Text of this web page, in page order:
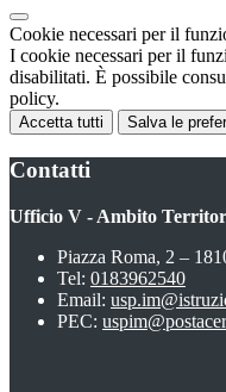
Cookie necessari per il
I cookie necessari per il
disabilitati. È possibile
policy.
Accetta tutti Salva le
Contatti
Ufficio V - Ambito
Piazza Roma, 2 –
Tel: 0183962540
Email:
PEC: